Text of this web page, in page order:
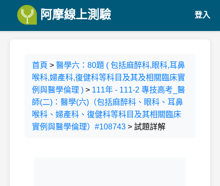
阿摩線上測驗 登入
首頁 > 醫學六：80題 ( 包括麻醉科,眼科,耳鼻
喉科,婦產科,復健科等科目及其及相關臨床實
例與醫學倫理 ) > 111年 - 111-2 專技高考_醫
師(二)：醫學(六)（包括麻醉科、眼科、耳鼻
喉科、婦產科、復健科等科目及其相關臨床
實例與醫學倫理）#108743 > 試題詳解